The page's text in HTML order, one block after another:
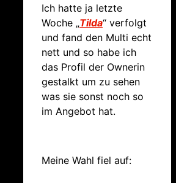
Ich hatte ja letzte
Woche „Tilda“ verfolgt
und fand den Multi echt
nett und so habe ich
das Profil der Ownerin
gestalkt um zu sehen
was sie sonst noch so
im Angebot hat.
Meine Wahl fiel auf: